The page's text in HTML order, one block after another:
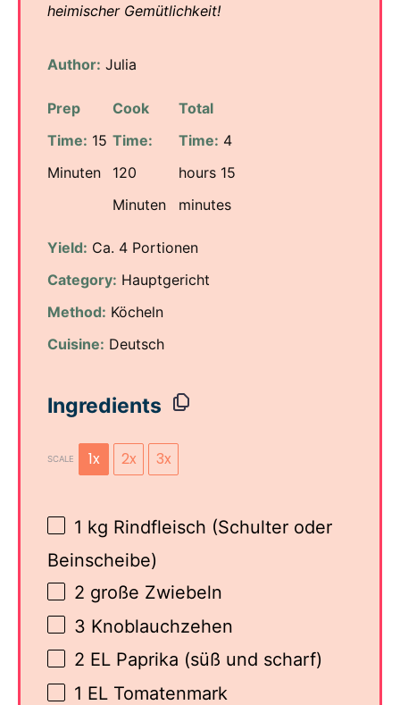
heimischer Gemütlichkeit!
Author: Julia
Prep
Time: 15
Minuten
Cook
Time:
120
Minuten
Total
Time: 4
hours 15
minutes
Yield: Ca. 4 Portionen
Category: Hauptgericht
Method: Köcheln
Cuisine: Deutsch
Ingredients
SCALE 1x 2x 3x
1 kg Rindfleisch (Schulter oder
Beinscheibe)
2 große Zwiebeln
3 Knoblauchzehen
2 EL Paprika (süß und scharf)
1 EL Tomatenmark